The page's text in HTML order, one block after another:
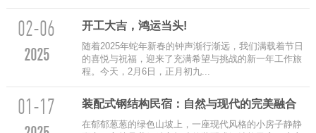
02-06
2025
‌开工大吉，鸿运当头!
随着2025年蛇年新春的钟声渐行渐远，我们满载着节日
的喜悦与祝福，迎来了充满希望与挑战的新一年工作旅
程。今天，2月6日，正月初九...
01-17 装配式钢结构民宿：自然与现代的完美融合
在郁郁葱葱的绿色山坡上，一座现代风格的小房子静静